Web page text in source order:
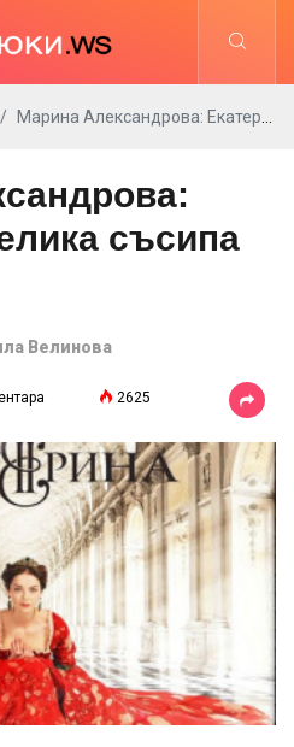
Марина Александрова: Екатерина Велика съсипа живота ми!
съсипа
Велинова
2625